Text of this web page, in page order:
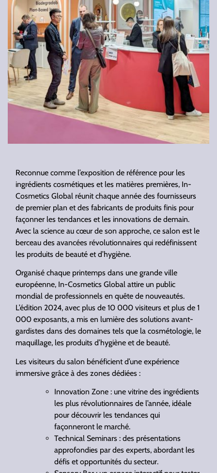
Reconnue comme l’exposition de référence pour les
ingrédients cosmétiques et les matières premières, In-
Cosmetics Global réunit chaque année des fournisseurs
de premier plan et des fabricants de produits finis pour
façonner les tendances et les innovations de demain.
Avec la science au cœur de son approche, ce salon est le
berceau des avancées révolutionnaires qui redéfinissent
les produits de beauté et d’hygiène.
Organisé chaque printemps dans une grande ville
européenne, In-Cosmetics Global attire un public
mondial de professionnels en quête de nouveautés.
L’édition 2024, avec plus de 10 000 visiteurs et plus de 1
000 exposants, a mis en lumière des solutions avant-
gardistes dans des domaines tels que la cosmétologie, le
maquillage, les produits d’hygiène et de beauté.
Les visiteurs du salon bénéficient d’une expérience
immersive grâce à des zones dédiées :
Innovation Zone : une vitrine des ingrédients
les plus révolutionnaires de l’année, idéale
pour découvrir les tendances qui
façonneront le marché.
Technical Seminars : des présentations
approfondies par des experts, abordant les
défis et opportunités du secteur.